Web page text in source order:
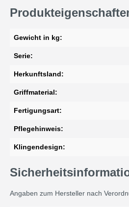
Gewicht in kg:
Serie:
Herkunftsland:
Griffmaterial:
Fertigungsart:
Pflegehinweis:
Klingendesign:
Angaben zum Hersteller nach